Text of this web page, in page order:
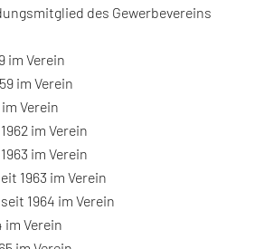
des Gewerbevereins
im Verein
im Verein
Verein
im Verein
im Verein
1963 im Verein
1964 im Verein
im Verein